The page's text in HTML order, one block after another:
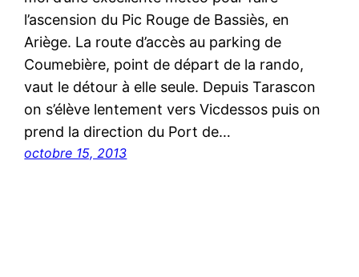
l’ascension du Pic Rouge de Bassiès, en
Ariège. La route d’accès au parking de
Coumebière, point de départ de la rando,
vaut le détour à elle seule. Depuis Tarascon
on s’élève lentement vers Vicdessos puis on
prend la direction du Port de…
octobre 15, 2013